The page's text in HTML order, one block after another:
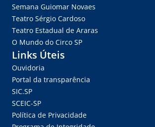
Semana Guiomar Novaes
Teatro Sérgio Cardoso
Teatro Estadual de Araras
O Mundo do Circo SP
Links Úteis
Ouvidoria
Portal da transparência
SIC.SP
SCEIC-SP
Política de Privacidade